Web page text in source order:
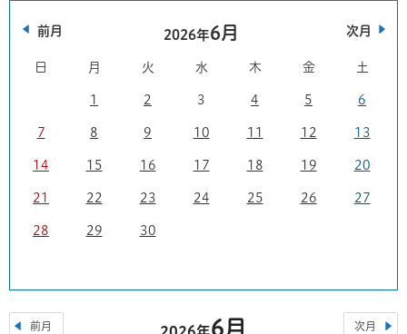
前月 2026年6月 次月
日 月 火 水 木 金 土
1 2 3 4 5 6
7 8 9 10 11 12 13
14 15 16 17 18 19 20
21 22 23 24 25 26 27
28 29 30
前月 6月 次月